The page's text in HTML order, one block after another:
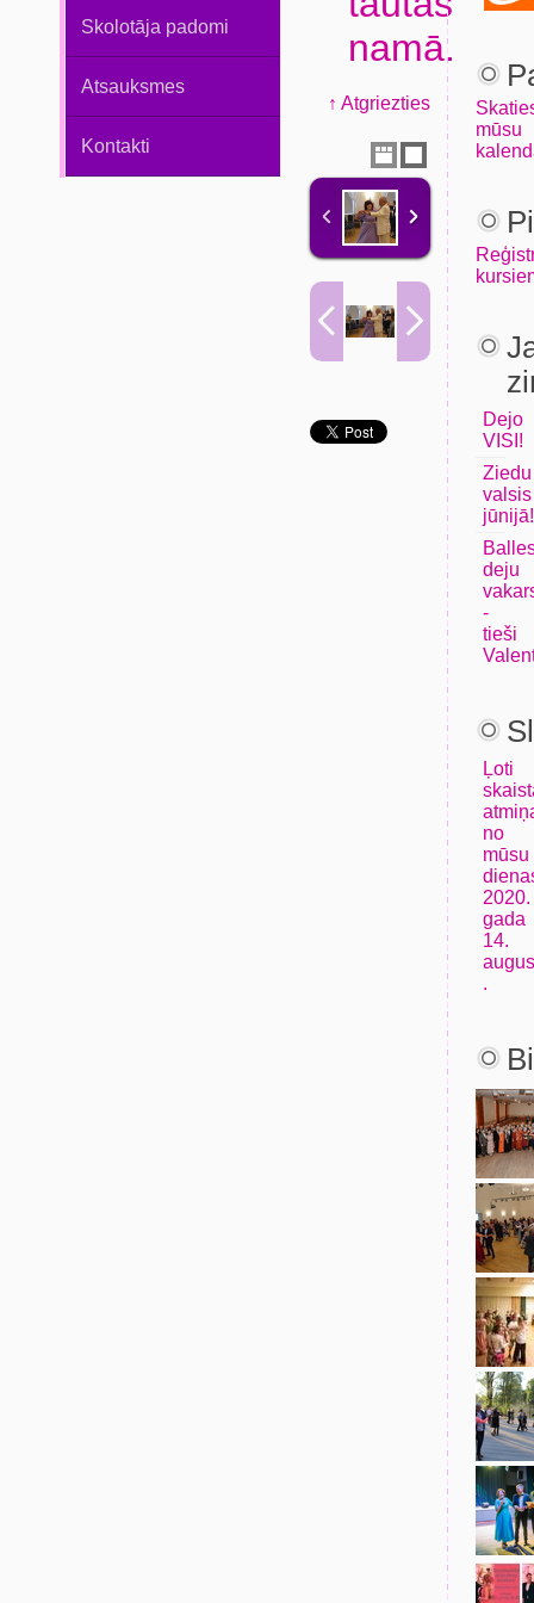
Skolotāja padomi
Atsauksmes
Kontakti
namā.
↑ Atgriezties
mūsu
Dejo
VISI!
Ziedu
valsis
jūnijā!
deju
-
tieši
Ļoti
no
mūsu
2020.
gada
14.
.